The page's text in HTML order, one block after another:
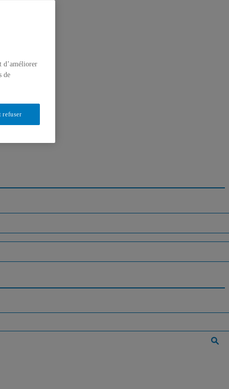
d’améliorer
de
refuser